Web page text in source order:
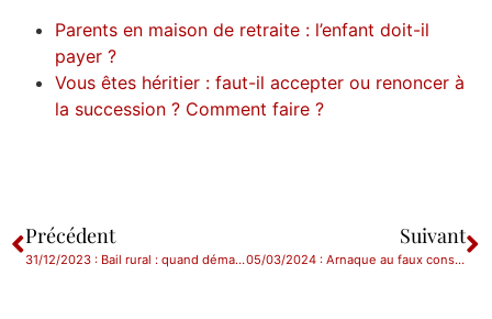
Parents en maison de retraite : l’enfant doit-il
payer ?
Vous êtes héritier : faut-il accepter ou renoncer à
la succession ? Comment faire ?
Précédent
31/12/2023 : Bail rural : quand démarre le délai de prescription de l’action en requalification ?
Suivant
05/03/2024 : Arnaque au faux conseiller bancaire : ce qu’il faut savoir